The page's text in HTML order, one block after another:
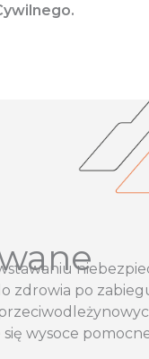
zdrowia po
wysoce